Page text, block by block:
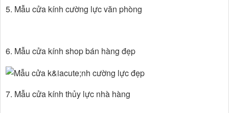
5. Mẫu cửa kính cường lực văn phòng
6. Mẫu cửa kính shop bán hàng đẹp
7. Mẫu cửa kính thủy lực nhà hàng